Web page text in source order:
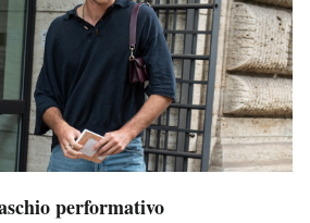
performativo